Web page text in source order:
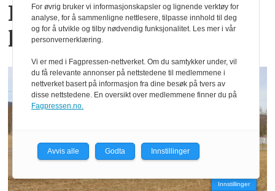
Fendt gjør endringer i
ledelsen
Innstillinger
For øvrig bruker vi informasjonskapsler og lignende verktøy for
analyse, for å sammenligne nettlesere, tilpasse innhold til deg
og for å utvikle og tilby nødvendig funksjonalitet. Les mer i vår
personvernerklæring.
Vi er med i Fagpressen-nettverket. Om du samtykker under, vil
du få relevante annonser på nettstedene til medlemmene i
nettverket basert på informasjon fra dine besøk på tvers av
disse nettstedene. En oversikt over medlemmene finner du på
Fagpressen.no.
Avvis alle Godta Innstillinger